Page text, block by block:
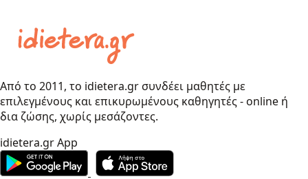
Από το 2011, το idietera.gr συνδέει μαθητές με
επιλεγμένους και επικυρωμένους καθηγητές - online ή
δια ζώσης, χωρίς μεσάζοντες.
idietera.gr App